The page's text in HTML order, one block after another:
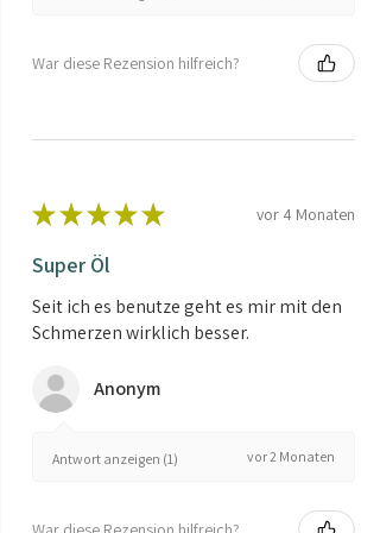
War diese Rezension hilfreich?
★ ★ ★ ★ ★ vor 4 Monaten
Super Öl
Seit ich es benutze geht es mir mit den
Schmerzen wirklich besser.
Anonym
Antwort anzeigen (1) vor 2 Monaten